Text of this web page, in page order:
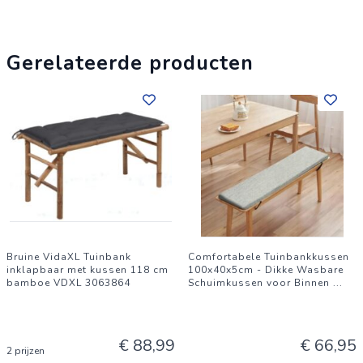
Gerelateerde producten
Bruine VidaXL Tuinbank
inklapbaar met kussen 118 cm
bamboe VDXL 3063864
2 prijzen € 88,99
Comfortabele Tuinbankkussen
100x40x5cm - Dikke Wasbare
Schuimkussen voor Binnen ...
€ 66,95